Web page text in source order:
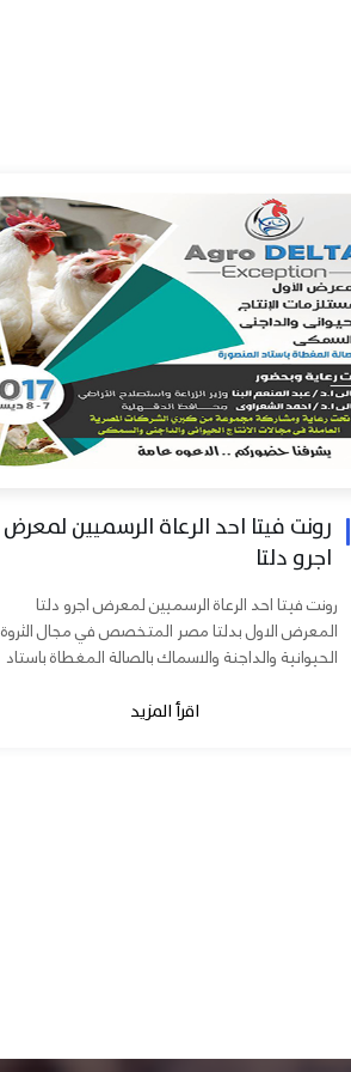
رونت فيتا احد الرعاة الرسميين لمعرض
اجرو دلتا
رونت فيتا احد الرعاة الرسميين لمعرض اجرو دلتا
المعرض الاول بدلتا مصر المتخصص في مجال الثروة
الحيوانية والداجنة والاسماك بالصالة المغطاة باستاد
اقرأ المزيد